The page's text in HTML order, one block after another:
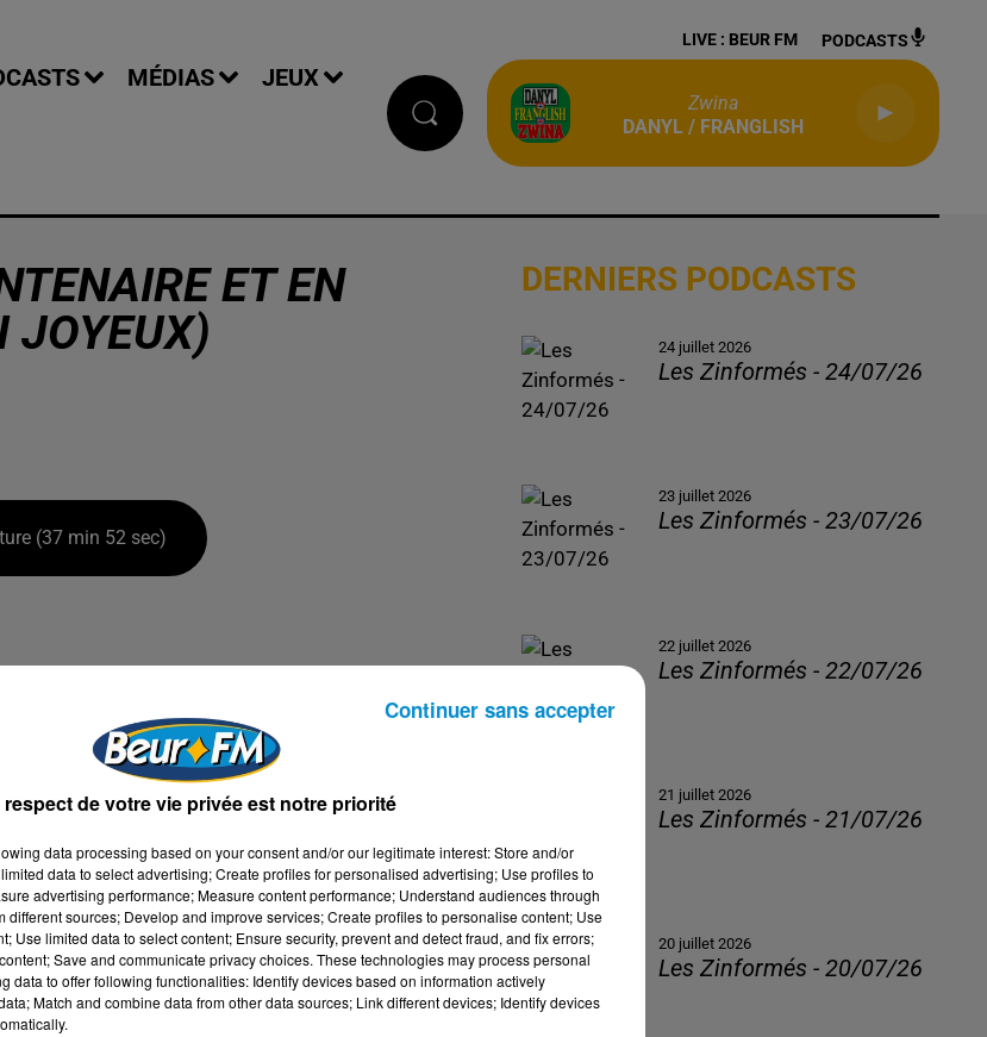
MÉDIAS JEUX
LIVE : BEUR FM PODCASTS
Zwina
DANYL / FRANGLISH
ET EN
JOYEUX)
(37 min 52 sec)
DERNIERS PODCASTS
24 juillet 2026
Les Zinformés - 24/07/26
23 juillet 2026
Les Zinformés - 23/07/26
22 juillet 2026
Les Zinformés - 22/07/26
21 juillet 2026
Les Zinformés - 21/07/26
20 juillet 2026
Les Zinformés - 20/07/26
respect de votre vie privée est notre priorité
data processing based on your consent and/or our legitimate interest: Store and/or
data to select advertising; Create profiles for personalised advertising; Use profiles to
advertising performance; Measure content performance; Understand audiences through
different sources; Develop and improve services; Create profiles to personalise content; Use
Use limited data to select content; Ensure security, prevent and detect fraud, and fix errors;
Save and communicate privacy choices. These technologies may process personal
data to offer following functionalities: Identify devices based on information actively
Match and combine data from other data sources; Link different devices; Identify devices
Continuer sans accepter